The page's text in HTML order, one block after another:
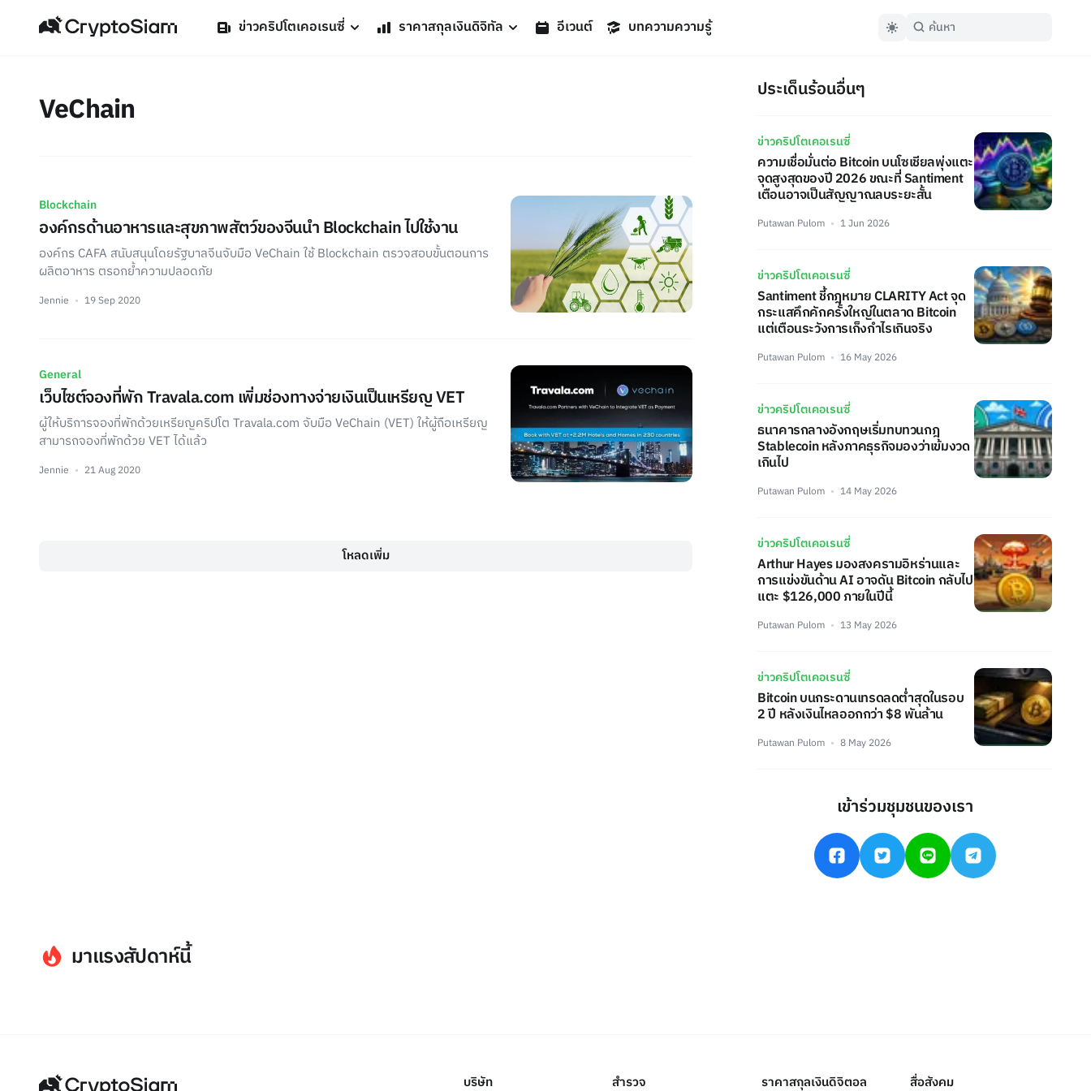
ข่าวคริปโตเคอเรนซี่ ราคาสกุลเงินดิจิทัล อีเวนต์ บทความความรู้
VeChain
Blockchain
องค์กรด้านอาหารและสุขภาพสัตว์ของจีนนำ Blockchain ไปใช้งาน
องค์กร CAFA สนับสนุนโดยรัฐบาลจีนจับมือ VeChain ใช้ Blockchain ตรวจสอบขั้นตอนการ
ผลิตอาหาร ตรอกย้ำความปลอดภัย
Jennie 19 Sep 2020
General
เว็บไซต์จองที่พัก Travala.com เพิ่มช่องทางจ่ายเงินเป็นเหรียญ VET
ผู้ให้บริการจองที่พักด้วยเหรียญคริปโต Travala.com จับมือ VeChain (VET) ให้ผู้ถือเหรียญ
สามารถจองที่พักด้วย VET ได้แล้ว
Jennie 21 Aug 2020
โหลดเพิ่ม
ประเด็นร้อนอื่นๆ
ข่าวคริปโตเคอเรนซี่
ความเชื่อมั่นต่อ Bitcoin บนโซเชียลพุ่งแตะ
จุดสูงสุดของปี 2026 ขณะที่ Santiment
เตือนอาจเป็นสัญญาณลบระยะสั้น
Putawan Pulom 1 Jun 2026
ข่าวคริปโตเคอเรนซี่
Santiment ชี้กฎหมาย CLARITY Act จุด
กระแสคึกคักครั้งใหญ่ในตลาด Bitcoin
แต่เตือนระวังการเก็งกำไรเกินจริง
Putawan Pulom 16 May 2026
ข่าวคริปโตเคอเรนซี่
ธนาคารกลางอังกฤษเริ่มทบทวนกฎ
Stablecoin หลังภาคธุรกิจมองว่าเข้มงวด
เกินไป
Putawan Pulom 14 May 2026
ข่าวคริปโตเคอเรนซี่
Arthur Hayes มองสงครามอิหร่านและ
การแข่งขันด้าน AI อาจดัน Bitcoin กลับไป
แตะ $126,000 ภายในปีนี้
Putawan Pulom 13 May 2026
ข่าวคริปโตเคอเรนซี่
Bitcoin บนกระดานเทรดลดต่ำสุดในรอบ
2 ปี หลังเงินไหลออกกว่า $8 พันล้าน
Putawan Pulom 8 May 2026
เข้าร่วมชุมชนของเรา
มาแรงสัปดาห์นี้
บริษัท สำรวจ ราคาสกุลเงินดิจิตอล สื่อสังคม